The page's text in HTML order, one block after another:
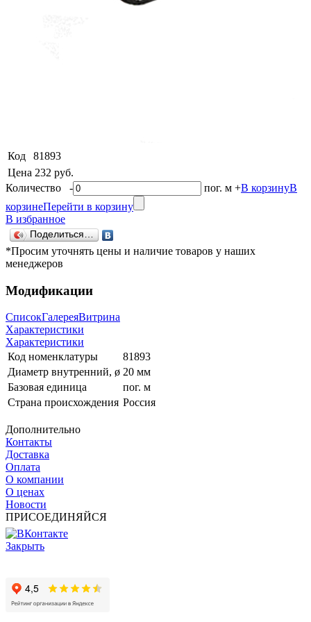
Код
81893
Цена 232 руб.
Количество - пог. м +В корзинуВ
корзинеПерейти в корзину
В избранное
Поделиться…
*Просим уточнять цены и наличие товаров у наших
менеджеров
Модификации
СписокГалереяВитрина
Характеристики
Характеристики
Код номенклатуры
81893
Диаметр внутренний, ø 20 мм
Базовая единица
пог. м
Страна происхождения Россия
Дополнительно
Контакты
Доставка
Оплата
О компании
О ценах
Новости
ПРИСОЕДИНЯЙСЯ
Закрыть